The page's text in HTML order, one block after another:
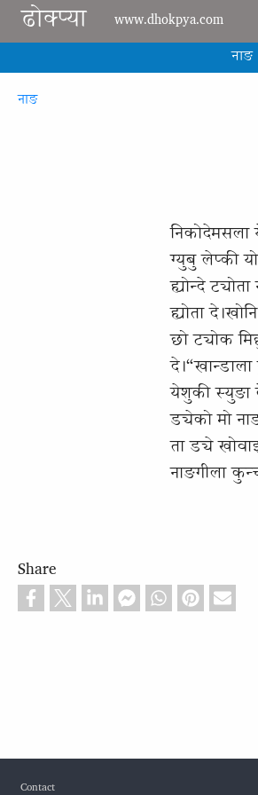
Skip to main content
ढोक्प्या www.dhokpya.com
नाङ
Breadcrumb
नाङ
निकोदेमसला
ग्युबु लेप्की
ह्योन्दे
ह्योता
छो ट्योक
येशुकी स्युङा
ड्येको मो
ता ड्ये
नाङगीला
Share
Footer
Contact